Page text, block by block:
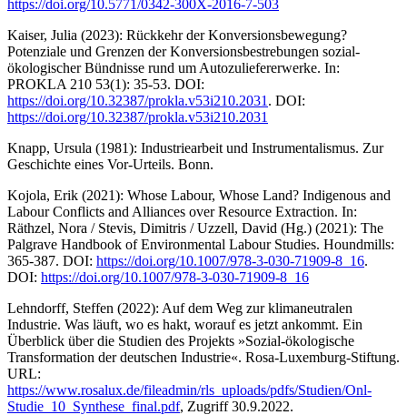
https://doi.org/10.5771/0342-300X-2016-7-503
Kaiser, Julia (2023): Rückkehr der Konversionsbewegung?
Potenziale und Grenzen der Konversionsbestrebungen sozial-
ökologischer Bündnisse rund um Autozuliefererwerke. In:
PROKLA 210 53(1): 35-53. DOI:
https://doi.org/10.32387/prokla.v53i210.2031 . DOI:
https://doi.org/10.32387/prokla.v53i210.2031
Knapp, Ursula (1981): Industriearbeit und Instrumentalismus. Zur
Geschichte eines Vor-Urteils. Bonn.
Kojola, Erik (2021): Whose Labour, Whose Land? Indigenous and
Labour Conflicts and Alliances over Resource Extraction. In:
Räthzel, Nora / Stevis, Dimitris / Uzzell, David (Hg.) (2021): The
Palgrave Handbook of Environmental Labour Studies. Houndmills:
365-387. DOI: https://doi.org/10.1007/978-3-030-71909-8_16.
DOI: https://doi.org/10.1007/978-3-030-71909-8_16
Lehndorff, Steffen (2022): Auf dem Weg zur klimaneutralen
Industrie. Was läuft, wo es hakt, worauf es jetzt ankommt. Ein
Überblick über die Studien des Projekts »Sozial-ökologische
Transformation der deutschen Industrie«. Rosa-Luxemburg-Stiftung.
URL:
https://www.rosalux.de/fileadmin/rls_uploads/pdfs/Studien/Onl-
Studie_10_Synthese_final.pdf, Zugriff 30.9.2022.